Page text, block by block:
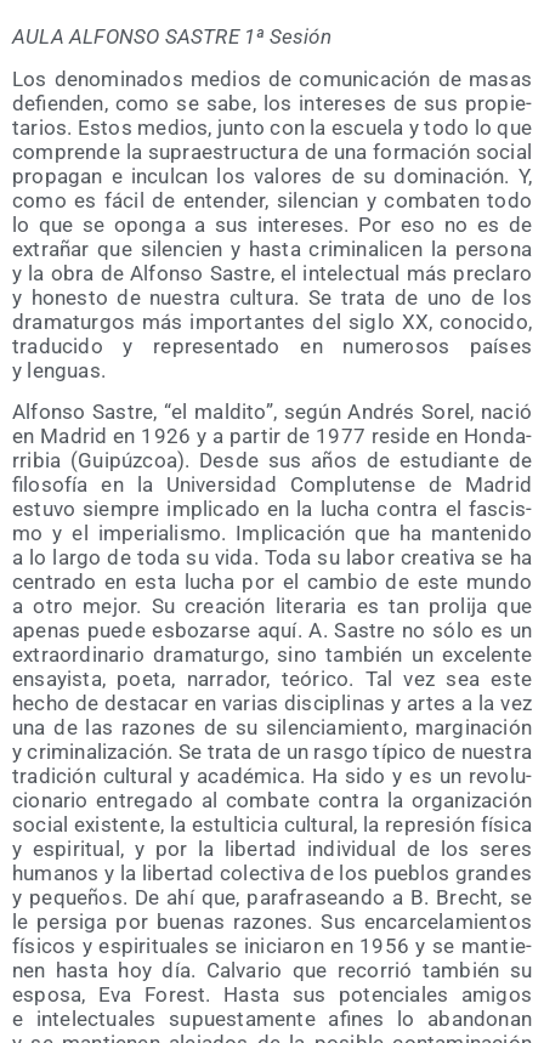
AULA ALFONSO SASTRE 1ª Sesión
Los deno­mi­na­dos medios de comu­ni­ca­ción de masas
defien­den, como se sabe, los intere­ses de sus pro­pie­
ta­rios. Estos medios, jun­to con la escue­la y todo lo que
com­pren­de la supra­es­truc­tu­ra de una for­ma­ción social
pro­pa­gan e incul­can los valo­res de su domi­na­ción. Y,
como es fácil de enten­der, silen­cian y com­ba­ten todo
lo que se opon­ga a sus intere­ses. Por eso no es de
extra­ñar que silen­cien y has­ta cri­mi­na­li­cen la per­so­na
y la obra de Alfon­so Sas­tre, el inte­lec­tual más pre­cla­ro
y hones­to de nues­tra cul­tu­ra. Se tra­ta de uno de los
dra­ma­tur­gos más impor­tan­tes del siglo XX, cono­ci­do,
tra­du­ci­do y repre­sen­ta­do en nume­ro­sos paí­ses
y lenguas.
Alfon­so Sas­tre, “el mal­di­to”, según Andrés Sorel, nació
en Madrid en 1926 y a par­tir de 1977 resi­de en Hon­da­
rri­bia (Gui­púz­coa). Des­de sus años de estu­dian­te de
filo­so­fía en la Uni­ver­si­dad Com­plu­ten­se de Madrid
estu­vo siem­pre impli­ca­do en la lucha con­tra el fas­cis­
mo y el impe­ria­lis­mo. Impli­ca­ción que ha man­te­ni­do
a lo lar­go de toda su vida. Toda su labor crea­ti­va se ha
cen­tra­do en esta lucha por el cam­bio de este mun­do
a otro mejor. Su crea­ción lite­ra­ria es tan pro­li­ja que
ape­nas pue­de esbo­zar­se aquí. A. Sas­tre no sólo es un
extra­or­di­na­rio dra­ma­tur­go, sino tam­bién un exce­len­te
ensa­yis­ta, poe­ta, narra­dor, teó­ri­co. Tal vez sea este
hecho de des­ta­car en varias dis­ci­pli­nas y artes a la vez
una de las razo­nes de su silen­cia­mien­to, mar­gi­na­ción
y cri­mi­na­li­za­ción. Se tra­ta de un ras­go típi­co de nues­tra
tra­di­ción cul­tu­ral y aca­dé­mi­ca. Ha sido y es un revo­lu­
cio­na­rio entre­ga­do al com­ba­te con­tra la orga­ni­za­ción
social exis­ten­te, la estul­ti­cia cul­tu­ral, la repre­sión físi­ca
y espi­ri­tual, y por la liber­tad indi­vi­dual de los seres
huma­nos y la liber­tad colec­ti­va de los pue­blos gran­des
y peque­ños. De ahí que, para­fra­sean­do a B. Brecht, se
le per­si­ga por bue­nas razo­nes. Sus encar­ce­la­mien­tos
físi­cos y espi­ri­tua­les se ini­cia­ron en 1956 y se man­tie­
nen has­ta hoy día. Cal­va­rio que reco­rrió tam­bién su
espo­sa, Eva Forest. Has­ta sus poten­cia­les ami­gos
e inte­lec­tua­les supues­ta­men­te afi­nes lo aban­do­nan